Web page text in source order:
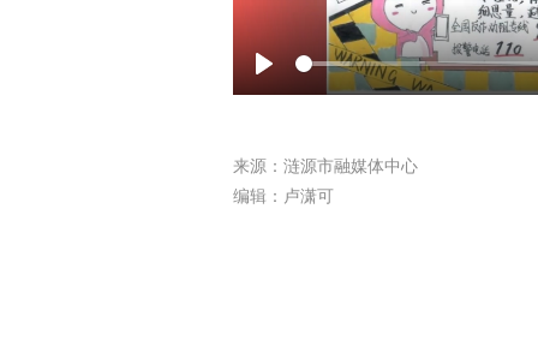
Play
来源：涟源市融媒体中心
编辑：卢潇可